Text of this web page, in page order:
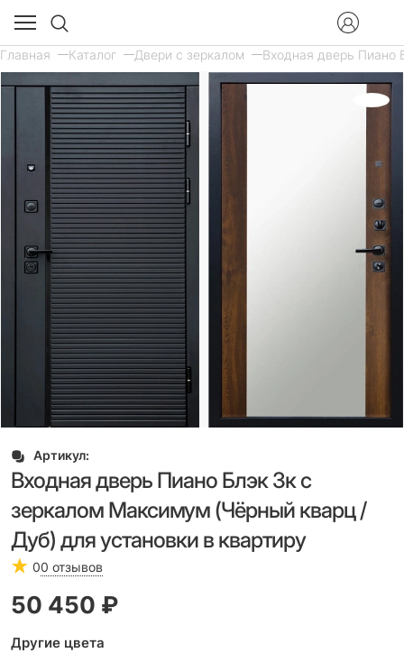
Главная Каталог Двери с зеркалом Входная дверь Пиано
Артикул:
Входная дверь Пиано Блэк 3к с
зеркалом Максимум (Чёрный кварц /
Дуб) для установки в квартиру
00 отзывов
50 450 ₽
Другие цвета